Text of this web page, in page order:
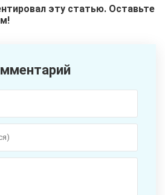
эту статью. Оставьте